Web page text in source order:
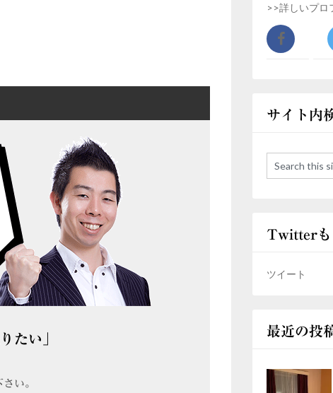
たい」
い。
>>詳しいプロ
サイト内
Twitterも
ツイート
最近の投